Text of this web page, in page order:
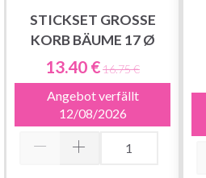
STICKSET GROSSE
KORB BÄUME 17 Ø
13.40 €16.75 €
Angebot verfällt
12/08/2026